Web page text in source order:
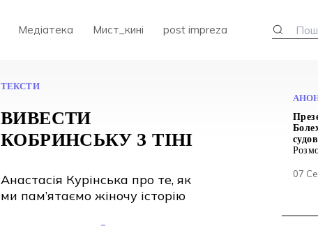
Медіатека Мист_кині post impreza
ТЕКСТИ
ВИВЕСТИ
КОБРИНСЬКУ З ТІНІ
Анастасія Курінська про те, як
ми пам’ятаємо жіночу історію
07